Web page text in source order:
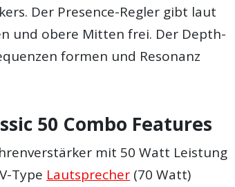
Der Presence-Regler gibt laut
und obere Mitten frei. Der Depth-
formen und Resonanz
50 Combo Features
mit 50 Watt Leistung
Type Lautsprecher (70 Watt)